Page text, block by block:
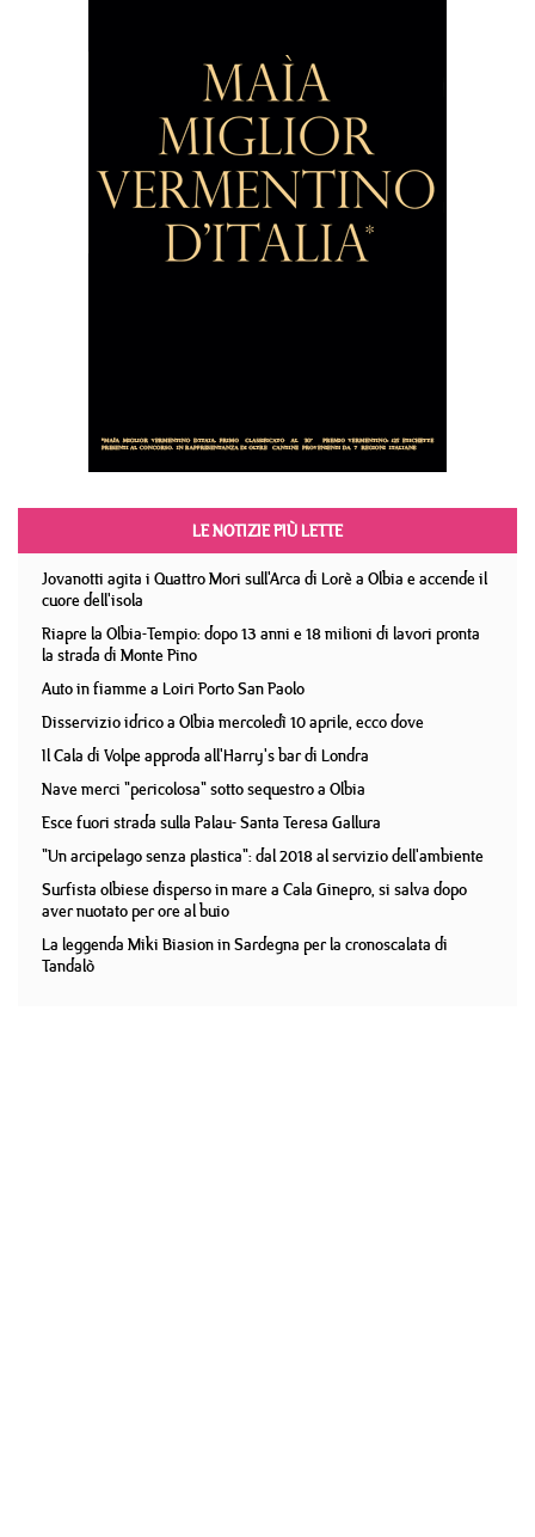
LE NOTIZIE PIÙ LETTE
Jovanotti agita i Quattro Mori sull'Arca di Lorè a Olbia e accende il
cuore dell'isola
Riapre la Olbia-Tempio: dopo 13 anni e 18 milioni di lavori pronta
la strada di Monte Pino
Auto in fiamme a Loiri Porto San Paolo
Disservizio idrico a Olbia mercoledì 10 aprile, ecco dove
Il Cala di Volpe approda all'Harry's bar di Londra
Nave merci "pericolosa" sotto sequestro a Olbia
Esce fuori strada sulla Palau- Santa Teresa Gallura
"Un arcipelago senza plastica": dal 2018 al servizio dell'ambiente
Surfista olbiese disperso in mare a Cala Ginepro, si salva dopo
aver nuotato per ore al buio
La leggenda Miki Biasion in Sardegna per la cronoscalata di
Tandalò